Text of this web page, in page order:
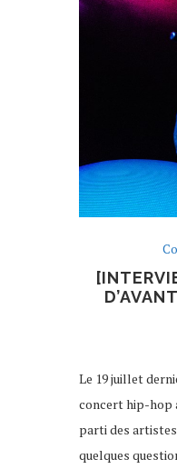
Le 19 juillet
concert hip-hop
parti des
quelques